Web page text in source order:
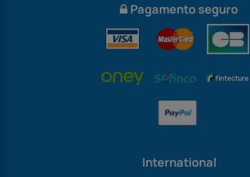
Pagamento seguro
International